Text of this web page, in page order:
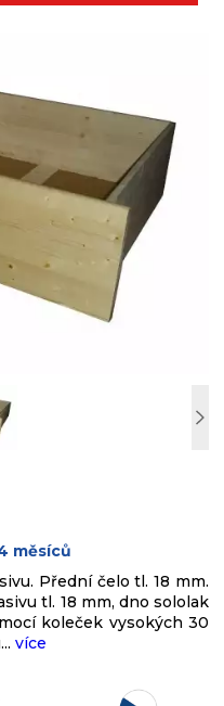
měsíců
Přední čelo tl. 18 mm.
tl. 18 mm, dno sololak
koleček vysokých 30
více